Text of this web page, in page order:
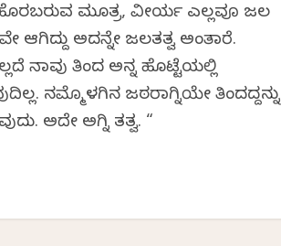
ಮೂತ್ರ, ವೀರ್ಯ ಎಲ್ಲವೂ ಜಲ
ಆಗಿದ್ದು ಅದನ್ನೇ ಜಲತತ್ವ ಅಂತಾರೆ.
ನಾವು ತಿಂದ ಅನ್ನ ಹೊಟ್ಟೆಯಲ್ಲಿ
ನಮ್ಮೊಳಗಿನ ಜಠರಾಗ್ನಿಯೇ ತಿಂದದ್ದನ್ನು
ಅದೇ ಅಗ್ನಿ ತತ್ವ. “